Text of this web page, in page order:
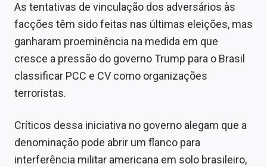
As tentativas de vinculação dos adversários às
facções têm sido feitas nas últimas eleições, mas
ganharam proeminência na medida em que
cresce a pressão do governo Trump para o Brasil
classificar PCC e CV como organizações
terroristas.
Críticos dessa iniciativa no governo alegam que a
denominação pode abrir um flanco para
interferência militar americana em solo brasileiro,